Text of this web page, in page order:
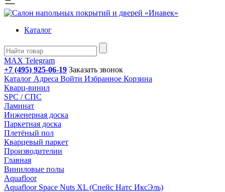
Каталог
MAX Telegram
+7 (495) 925-06-19 Заказать звонок
Каталог Адреса Войти Избранное Корзина
Кварц-винил
SPC / СПС
Ламинат
Инженерная доска
Паркетная доска
Плетёный пол
Кварцевый паркет
Производителии
Главная
Виниловые полы
Aquafloor
Aquafloor Space Nuts XL (Спейс Натс ИксЭль)